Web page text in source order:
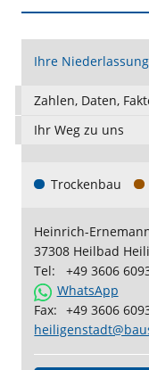
Ihre
Zahlen, Daten,
Ihr Weg zu uns
Trockenbau
Heinrich-
37308 Heilbad
Tel:
+49 3606
WhatsApp
Fax: +49 3606